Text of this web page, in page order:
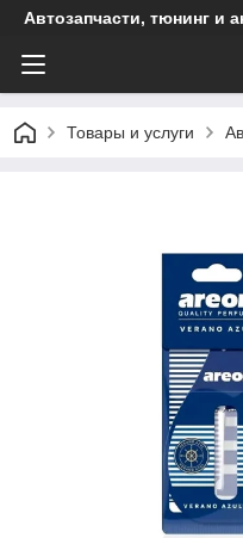
Автозапчасти, тюнинг и
Товары и услуги